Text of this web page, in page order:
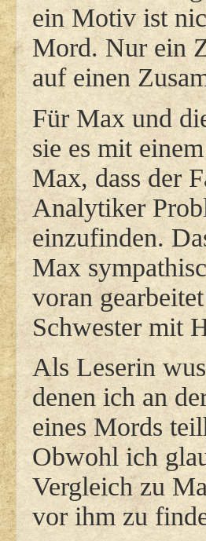
ein Motiv ist
Mord. Nur ein
auf einen
Für Max und
sie es mit
Max, dass der
Analytiker
einzufinden.
Max
voran
Schwester mit
Als Leserin
denen ich an
eines Mords
Obwohl ich
Vergleich zu
vor ihm zu